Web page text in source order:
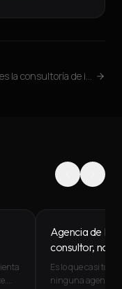
Agencia de IA:
consultor, no
Es lo que casi todo
ninguna agencia